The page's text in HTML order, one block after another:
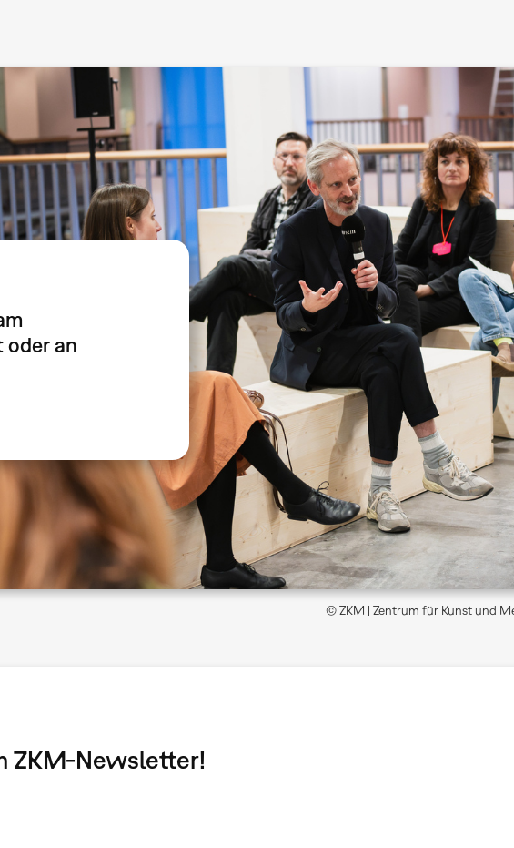
an
© ZKM | Zentrum für Kunst und
ZKM-Newsletter!